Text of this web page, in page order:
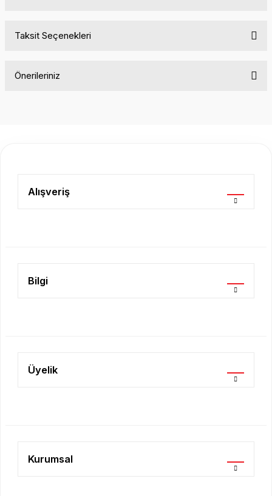
Taksit Seçenekleri
Önerileriniz
Ürün açıklamasında eksik bilgiler bulunuyor.
Alışveriş
Bilgi
Üyelik
Kurumsal